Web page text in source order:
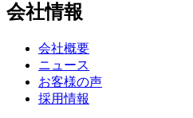
会社情報
会社概要
ニュース
お客様の声
採用情報